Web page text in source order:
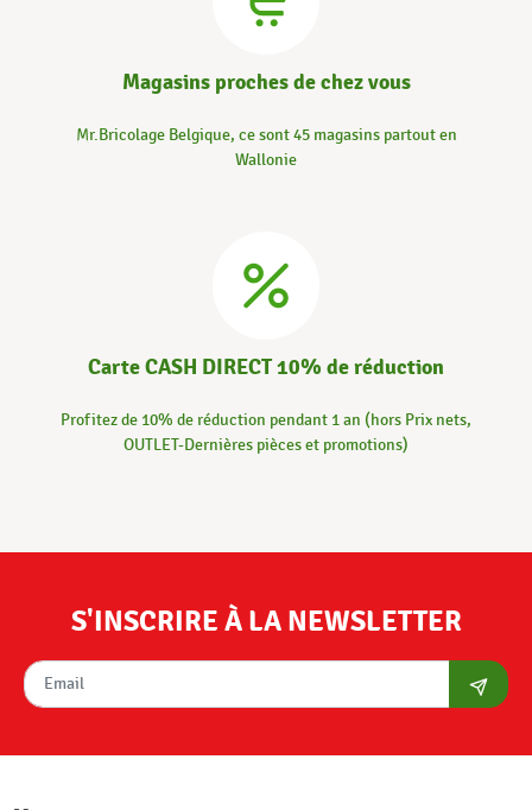
Magasins proches de chez vous
Mr.Bricolage Belgique, ce sont 45 magasins partout en
Wallonie
Carte CASH DIRECT 10% de réduction
Profitez de 10% de réduction pendant 1 an (hors Prix nets,
OUTLET-Dernières pièces et promotions)
S'INSCRIRE À LA NEWSLETTER